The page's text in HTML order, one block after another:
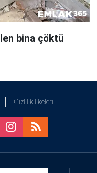
bina çöktü
Gizlilik İlkeleri